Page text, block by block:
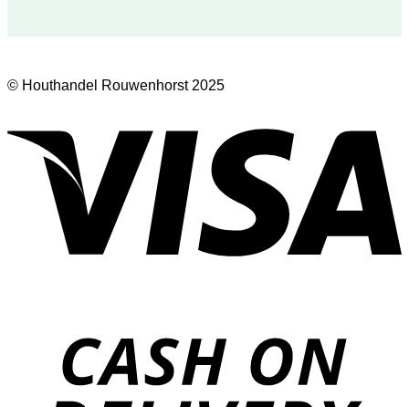
© Houthandel Rouwenhorst 2025